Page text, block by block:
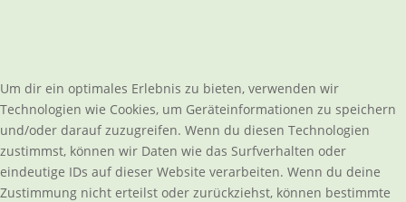
Um dir ein optimales Erlebnis zu bieten, verwenden wir
Technologien wie Cookies, um Geräteinformationen zu speichern
und/oder darauf zuzugreifen. Wenn du diesen Technologien
zustimmst, können wir Daten wie das Surfverhalten oder
eindeutige IDs auf dieser Website verarbeiten. Wenn du deine
Zustimmung nicht erteilst oder zurückziehst, können bestimmte